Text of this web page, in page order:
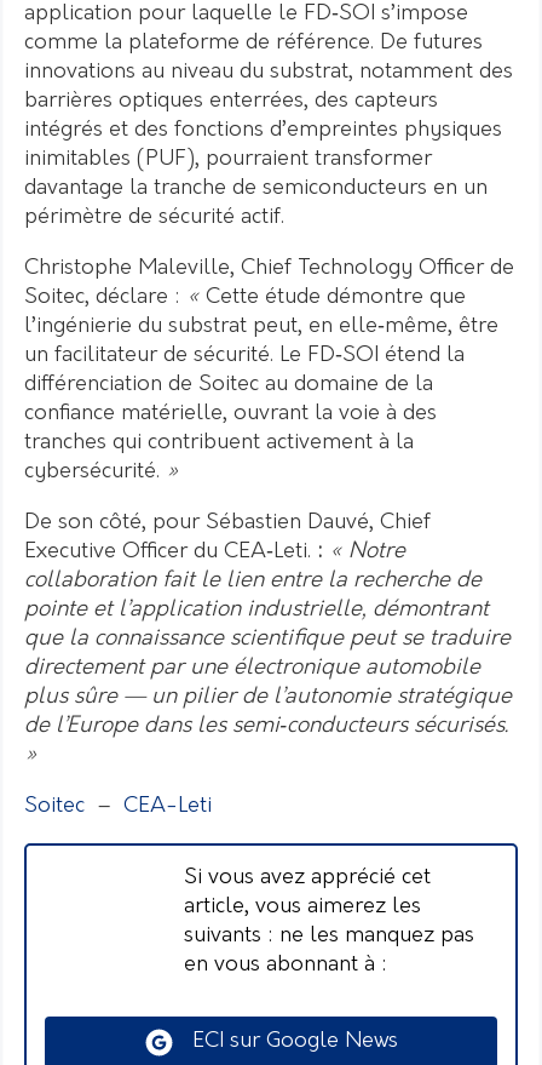
application pour laquelle le FD‑SOI s’impose
comme la plateforme de référence. De futures
innovations au niveau du substrat, notamment des
barrières optiques enterrées, des capteurs
intégrés et des fonctions d’empreintes physiques
inimitables (PUF), pourraient transformer
davantage la tranche de semiconducteurs en un
périmètre de sécurité actif.
Christophe Maleville, Chief Technology Officer de
Soitec, déclare : « Cette étude démontre que
l’ingénierie du substrat peut, en elle‑même, être
un facilitateur de sécurité. Le FD‑SOI étend la
différenciation de Soitec au domaine de la
confiance matérielle, ouvrant la voie à des
tranches qui contribuent activement à la
cybersécurité. »
De son côté, pour Sébastien Dauvé, Chief
Executive Officer du CEA‑Leti. : « Notre
collaboration fait le lien entre la recherche de
pointe et l’application industrielle, démontrant
que la connaissance scientifique peut se traduire
directement par une électronique automobile
plus sûre — un pilier de l’autonomie stratégique
de l’Europe dans les semi‑conducteurs sécurisés.
»
Soitec – CEA-Leti
Si vous avez apprécié cet
article, vous aimerez les
suivants : ne les manquez pas
en vous abonnant à :
ECI sur Google News